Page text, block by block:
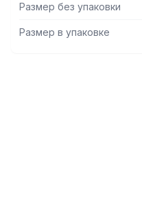
Размер без упаковки
Размер в упаковке